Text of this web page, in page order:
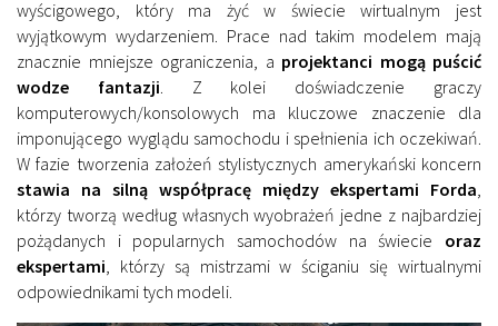
wyścigowego, który ma żyć w świecie wirtualnym jest
wyjątkowym wydarzeniem. Prace nad takim modelem mają
znacznie mniejsze ograniczenia, a projektanci mogą puścić
wodze fantazji . Z kolei doświadczenie graczy
komputerowych/konsolowych ma kluczowe znaczenie dla
imponującego wyglądu samochodu i spełnienia ich oczekiwań.
W fazie tworzenia założeń stylistycznych amerykański koncern
stawia na silną współpracę między ekspertami Forda
którzy tworzą według własnych wyobrażeń jedne z najbardziej
pożądanych i popularnych samochodów na świecie oraz
ekspertami , którzy są mistrzami w ściganiu się wirtualnymi
odpowiednikami tych modeli.